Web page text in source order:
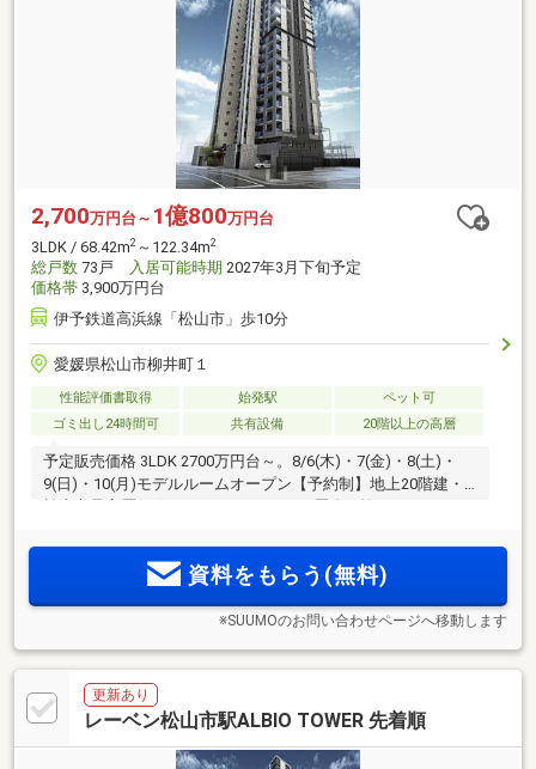
2,700万円台～ 1億800万円台
3LDK / 68.42m2 ～122.34m2
総戸数 73戸 入居可能時期 2027年3月下旬予定
価格帯 3,900万円台
伊予鉄道高浜線「松山市」歩10分
愛媛県松山市柳井町１
性能評価書取得 始発駅
ペット可
ゴミ出し24時間可
共有設備 20階以上の高層
予定販売価格 3LDK 2700万円台～。8/6(木)・7(金)・8(土)・
9(日)・10(月)モデルルームオープン【予約制】地上20階建・
駅徒歩10分、「松山銀天街商店街」徒歩3分、「大街道商店
街」徒歩4分。資料請求受付中資料をもらう(無料)
※SUUMOのお問い合わせページへ移動します
更新あり
レーベン松山市駅ALBIO TOWER 先着順